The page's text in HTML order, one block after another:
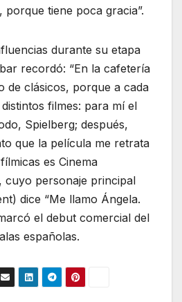
porque tiene poca gracia”.
durante su etapa
recordó: “En la cafetería
de clásicos, porque a cada
filmes: para mí el
Spielberg; después,
que la película me retrata
es Cinema
cuyo personaje principal
dice “Me llamo Ángela.
el debut comercial del
españolas.